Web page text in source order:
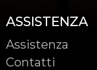
ASSISTENZA
Assistenza
Contatti